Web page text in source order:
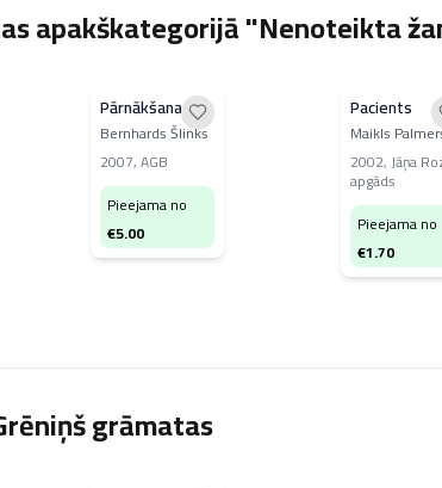
apakškategorijā "Nenoteikta
Pārnākšana
Bernhards Šlinks
2007,AGB
Pieejama no
€5.00
Pacients
Maikls
2002,Jāņa
apgāds
Pieejama no
€1.70
grāmatas